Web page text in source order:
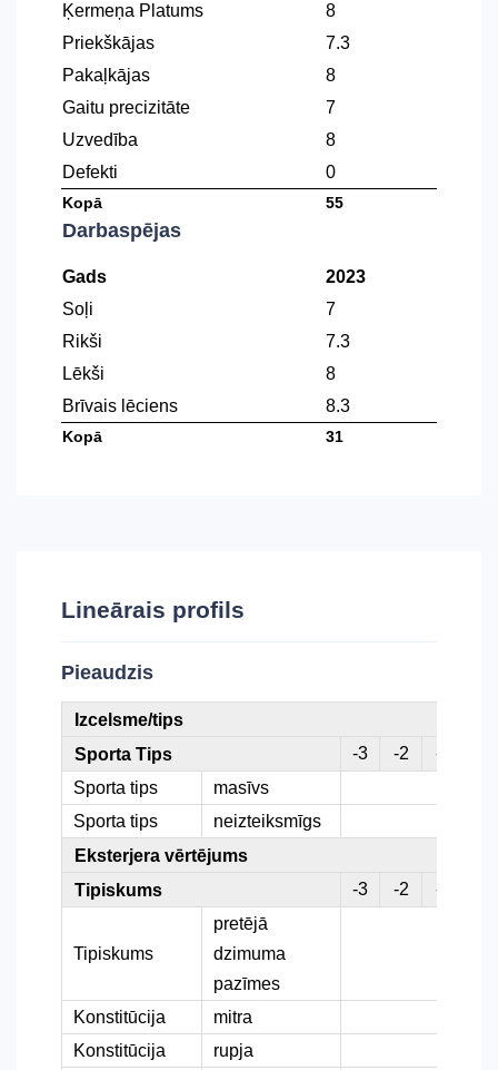
Ķermeņa Platums
8
Priekškājas
7.3
Pakaļkājas
8
Gaitu precizitāte
7
Uzvedība
8
Defekti
0
Kopā 55
Darbaspējas
Gads
2023
Soļi
7
Rikši
7.3
Lēkši
8
Brīvais lēciens
8.3
Kopā 31
Lineārais profils
Pieaudzis
Izcelsme/tips
Sporta Tips
-3 -2 -1
Sporta tips
masīvs
Sporta tips
neizteiksmīgs
Eksterjera vērtējums
Tipiskums
-3 -2 -1
Tipiskums
pretējā
dzimuma
pazīmes
Konstitūcija
mitra
Konstitūcija
rupja